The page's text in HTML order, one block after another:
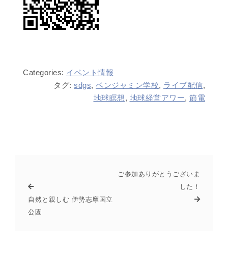
Categories: イベント情報
タグ: sdgs, ベンジャミン学校, ライブ配信,
地球瞑想, 地球経営アワー, 節電
自然と親しむ 伊勢志摩国立
公園
ご参加ありがとうございま
した！